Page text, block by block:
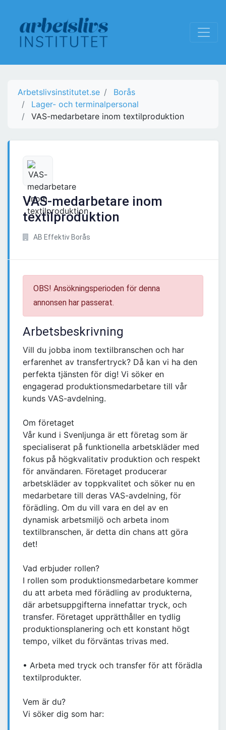
Arbetslivsinstitutet.se
Borås
Lager- och terminalpersonal
VAS-medarbetare inom textilproduktion
VAS-medarbetare inom
textilproduktion
AB Effektiv Borås
OBS! Ansökningsperioden för denna
annonsen har passerat.
Arbetsbeskrivning
Vill du jobba inom textilbranschen och har
erfarenhet av transfertryck? Då kan vi ha den
perfekta tjänsten för dig! Vi söker en
engagerad produktionsmedarbetare till vår
kunds VAS-avdelning.
Om företaget
Vår kund i Svenljunga är ett företag som är
specialiserat på funktionella arbetskläder med
fokus på högkvalitativ produktion och respekt
för användaren. Företaget producerar
arbetskläder av toppkvalitet och söker nu en
medarbetare till deras VAS-avdelning, för
förädling. Om du vill vara en del av en
dynamisk arbetsmiljö och arbeta inom
textilbranschen, är detta din chans att göra
det!
Vad erbjuder rollen?
I rollen som produktionsmedarbetare kommer
du att arbeta med förädling av produkterna,
där arbetsuppgifterna innefattar tryck, och
transfer. Företaget upprätthåller en tydlig
produktionsplanering och ett konstant högt
tempo, vilket du förväntas trivas med.
• Arbeta med tryck och transfer för att förädla
textilprodukter.
Vem är du?
Vi söker dig som har: